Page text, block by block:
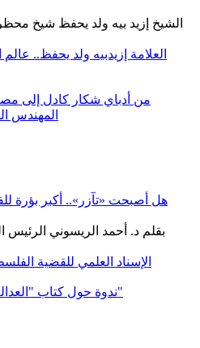
العلامة إزيدبيه ولد يحفظ..
من أدباي شكار كادل إلى
المهندس
هل أصبحت «تآزر».. أكبر بؤرة
الإسناد العلمي للقضية
ندوة حول كتاب "العدالة الاجتماعية في الإسلام"